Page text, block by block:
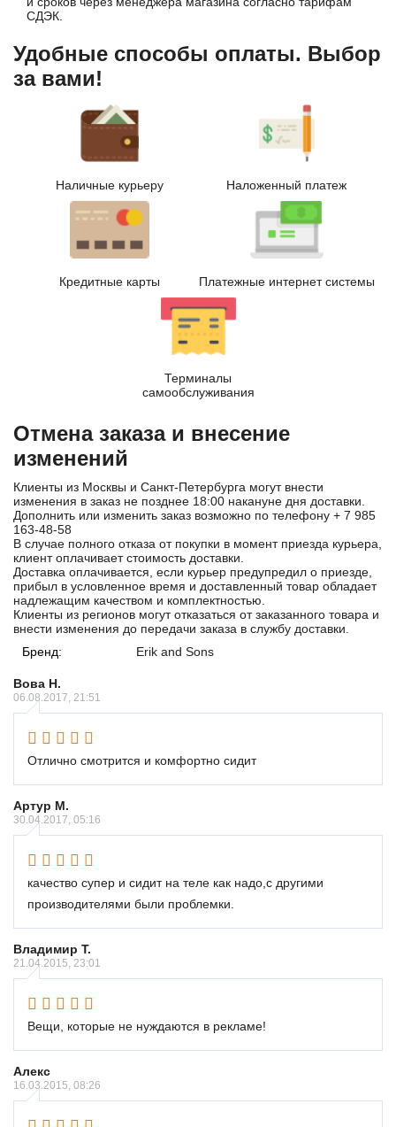
СДЭК.
Удобные способы оплаты. Выбор
за вами!
Наличные курьеру Наложенный платеж
Кредитные карты Платежные интернет системы
Терминалы
самообслуживания
Отмена заказа и внесение
изменений
Клиенты из Москвы и Санкт-Петербурга могут внести
изменения в заказ не позднее 18:00 накануне дня доставки.
Дополнить или изменить заказ возможно по телефону + 7 985
163-48-58
В случае полного отказа от покупки в момент приезда курьера,
клиент оплачивает стоимость доставки.
Доставка оплачивается, если курьер предупредил о приезде,
прибыл в условленное время и доставленный товар обладает
надлежащим качеством и комплектностью.
Клиенты из регионов могут отказаться от заказанного товара и
внести изменения до передачи заказа в службу доставки.
Бренд:
Erik and Sons
Вова Н.
06.08.2017, 21:51
Отлично смотрится и комфортно сидит
Артур М.
30.04.2017, 05:16
качество супер и сидит на теле как надо,с другими
производителями были проблемки.
Владимир Т.
21.04.2015, 23:01
Вещи, которые не нуждаются в рекламе!
Алекс
16.03.2015, 08:26